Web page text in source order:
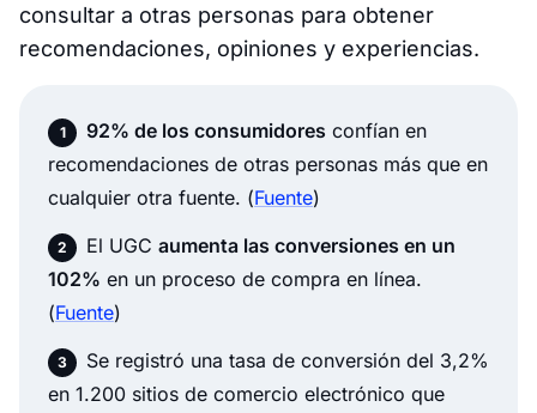
consultar a otras personas para obtener
recomendaciones, opiniones y experiencias.
92% de los consumidores confían en
recomendaciones de otras personas más que en
cualquier otra fuente. (Fuente)
El UGC aumenta las conversiones en un
102% en un proceso de compra en línea.
(Fuente)
Se registró una tasa de conversión del 3,2%
en 1.200 sitios de comercio electrónico que